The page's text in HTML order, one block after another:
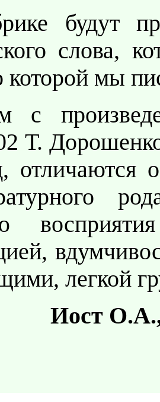
будут
слова,
которой мы
с
Т.
отличаются
легкой
Иост